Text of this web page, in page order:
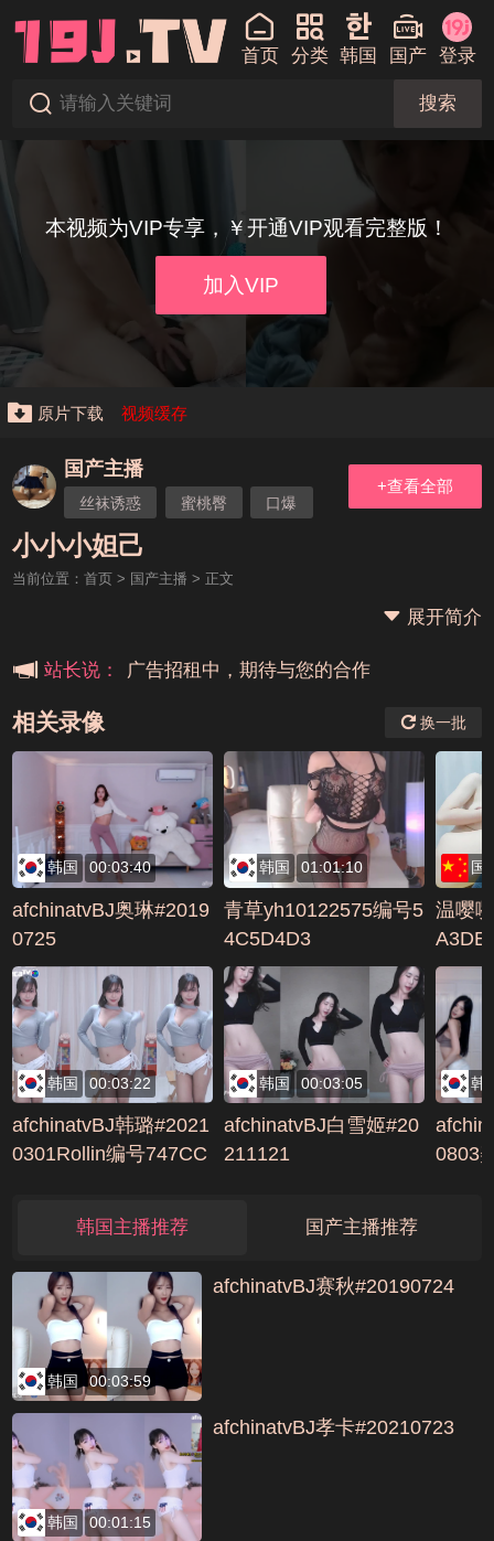
首页 分类 韩国 国产 登录
搜索
本视频为VIP专享，￥开通VIP观看完整版！
加入VIP
原片下载 视频缓存
国产主播
丝袜诱惑 蜜桃臀
口爆
国产主播
+查看全部
小小小妲己
当前位置： 首页> 国产主播 > 正文
展开简介
站长说：
本站大事件(19j网站发展历程)
广告招租中，期待与您的合作
相关录像 换一批
韩国 00:03:40
afchinatvBJ奥琳#2019
0725
韩国 01:01:10
青草yh10122575编号5
4C5D4D3
国
温嘤
韩国 00:03:22
afchinatvBJ韩璐#2021
0301Rollin编号747CC
韩国 00:03:05
afchinatvBJ白雪姬#20
211121
韩
0803
韩国主播推荐 国产主播推荐
韩国 00:03:59
afchinatvBJ赛秋#20190724
韩国 00:01:15
afchinatvBJ孝卡#20210723